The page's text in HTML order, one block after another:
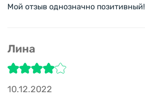
Мой отзыв однозначно позитивный!
Лина
10.12.2022